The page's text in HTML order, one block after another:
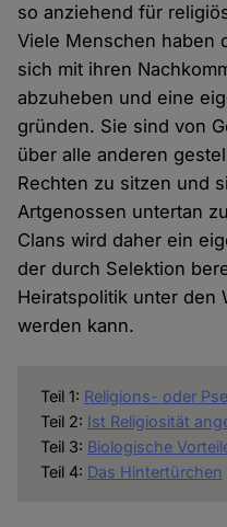
so anziehend für
Viele Menschen haben
sich mit ihren
abzuheben und eine
gründen. Sie sind von
über alle anderen
Rechten zu sitzen und
Artgenossen untertan
Clans wird daher ein
der durch Selektion
Heiratspolitik unter den
werden kann.
Teil 1: Religions- oder
Teil 2: Ist Religiosität
Teil 3: Biologische
Teil 4: Das Hintertürchen